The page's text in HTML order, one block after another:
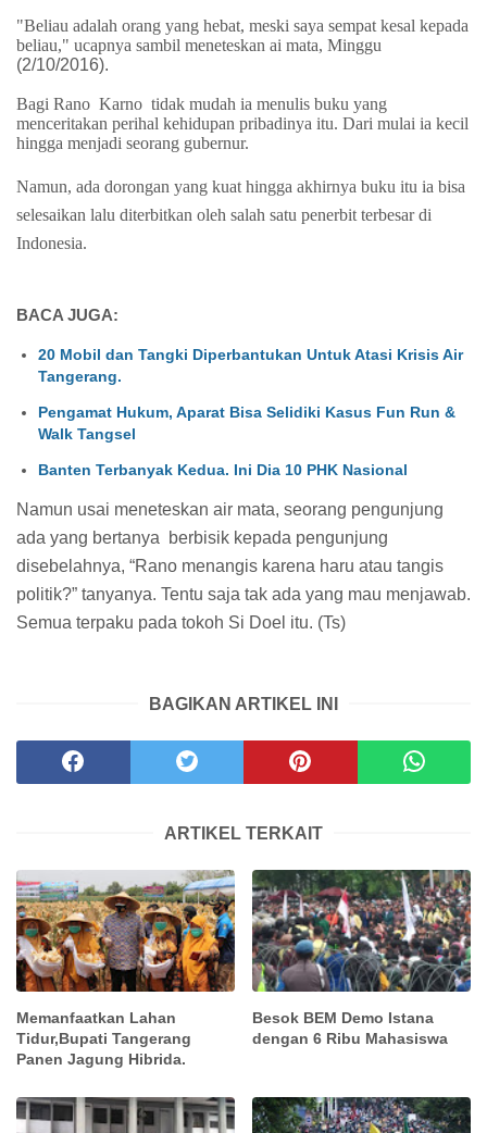
"Beliau adalah orang yang hebat, meski saya sempat kesal kepada
beliau," ucapnya sambil meneteskan ai mata, Minggu
(2/10/2016).
Bagi Rano Karno tidak mudah ia menulis buku yang
menceritakan perihal kehidupan pribadinya itu. Dari mulai ia kecil
hingga menjadi seorang gubernur.
Namun, ada dorongan yang kuat hingga akhirnya buku itu ia bisa
selesaikan lalu diterbitkan oleh salah satu penerbit terbesar di
Indonesia.
BACA JUGA:
20 Mobil dan Tangki Diperbantukan Untuk Atasi Krisis Air
Tangerang.
Pengamat Hukum, Aparat Bisa Selidiki Kasus Fun Run &
Walk Tangsel
Banten Terbanyak Kedua. Ini Dia 10 PHK Nasional
Namun usai meneteskan air mata, seorang pengunjung
ada yang bertanya
berbisik kepada pengunjung
disebelahnya, “Rano menangis karena haru atau tangis
politik?” tanyanya. Tentu saja tak ada yang mau menjawab.
Semua terpaku pada tokoh Si Doel itu. (Ts)
BAGIKAN ARTIKEL INI
ARTIKEL TERKAIT
Memanfaatkan Lahan
Tidur,Bupati Tangerang
Panen Jagung Hibrida.
Besok BEM Demo Istana
dengan 6 Ribu Mahasiswa